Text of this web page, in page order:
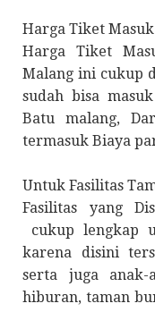
Harga Tiket
Harga Tiket
Malang ini cukup
sudah bisa
Batu malang,
termasuk Biaya
Untuk Fasilitas
Fasilitas yang
cukup lengkap
karena disini
serta juga
hiburan, taman